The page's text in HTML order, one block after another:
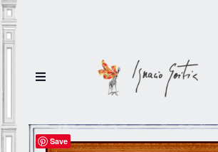
Save